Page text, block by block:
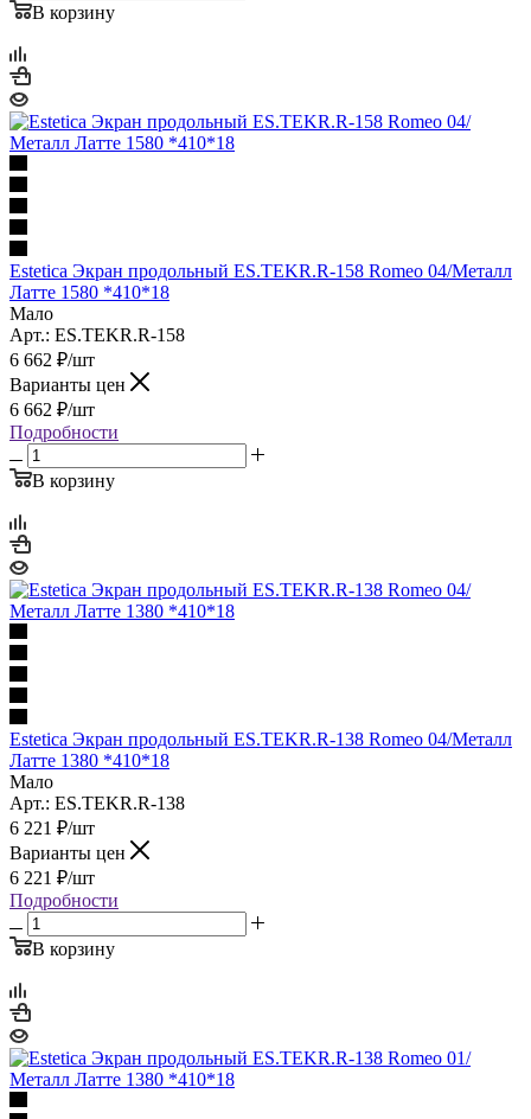
В корзину
Estetica Экран продольный ES.TEKR.R-158 Romeo 04/Металл
Латте 1580 *410*18
Мало
Арт.: ES.TEKR.R-158
6 662 ₽/шт
Варианты цен
6 662 ₽/шт
Подробности
В корзину
Estetica Экран продольный ES.TEKR.R-138 Romeo 04/Металл
Латте 1380 *410*18
Мало
Арт.: ES.TEKR.R-138
6 221 ₽/шт
Варианты цен
6 221 ₽/шт
Подробности
В корзину